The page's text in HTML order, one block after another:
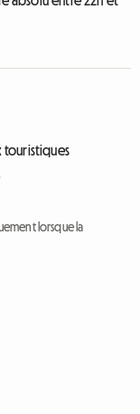
touristiques
lorsque la